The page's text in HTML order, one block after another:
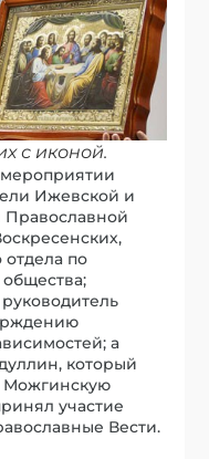
с иконой.
Ижевской и
Православной
отдела по
а
который
Можгинскую
участие
Вести.